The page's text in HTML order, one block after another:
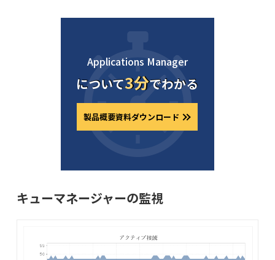
Applications Manager
について3分でわかる
製品概要資料ダウンロード
キューマネージャーの監視